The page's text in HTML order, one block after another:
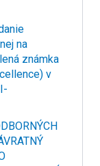
na
známka
v